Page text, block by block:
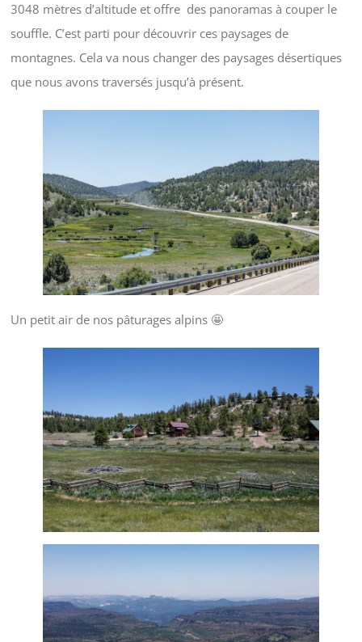
3048 mètres d’altitude et offre des panoramas à couper le
souffle. C’est parti pour découvrir ces paysages de
montagnes. Cela va nous changer des paysages désertiques
que nous avons traversés jusqu’à présent.
Un petit air de nos pâturages alpins 🤩